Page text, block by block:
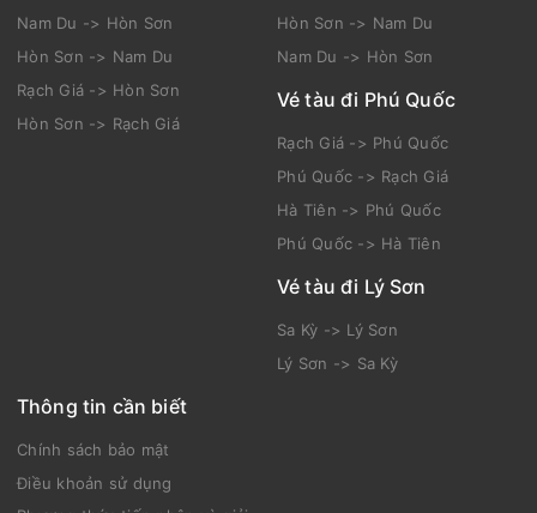
Nam Du -> Hòn Sơn
Hòn Sơn -> Nam Du
Rạch Giá -> Hòn Sơn
Hòn Sơn -> Rạch Giá
Hòn Sơn -> Nam Du
Nam Du -> Hòn Sơn
Vé tàu đi Phú Quốc
Rạch Giá -> Phú Quốc
Phú Quốc -> Rạch Giá
Hà Tiên -> Phú Quốc
Phú Quốc -> Hà Tiên
Vé tàu đi Lý Sơn
Sa Kỳ -> Lý Sơn
Lý Sơn -> Sa Kỳ
Thông tin cần biết
Chính sách bảo mật
Điều khoản sử dụng